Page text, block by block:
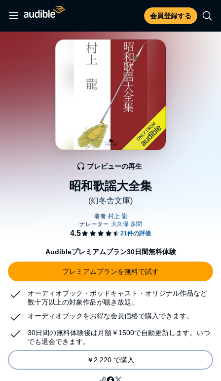
会員登録する
昭和歌謡大全集
(幻冬舎文庫)
プレビューの再生
Audibleプレミアムプラン30日間無料体験
プレミアムプランを無料で試す
オーディオブック・ポッドキャスト・オリジナル作品など
数十万以上の対象作品が聴き放題。
オーディオブックをお得な会員価格で購入できます。
30日間の無料体験後は月額￥1500で自動更新します。いつ
でも退会できます。
￥2,220 で購入